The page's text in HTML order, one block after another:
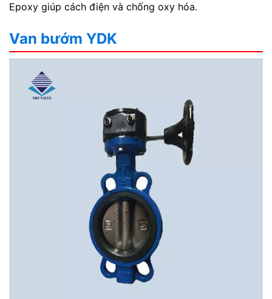
Epoxy giúp cách điện và chống oxy hóa.
Van bướm YDK